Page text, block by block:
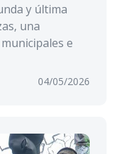
y última
una
e
04/05/2026